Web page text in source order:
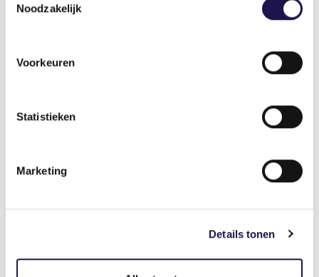
Noodzakelijk
Voorkeuren
Statistieken
Marketing
Details tonen